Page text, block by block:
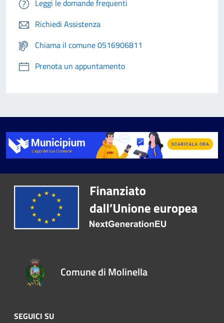
Leggi le domande frequenti
Richiedi Assistenza
Chiama il comune 0516906811
Prenota un appuntamento
Comune di Molinella
SEGUICI SU